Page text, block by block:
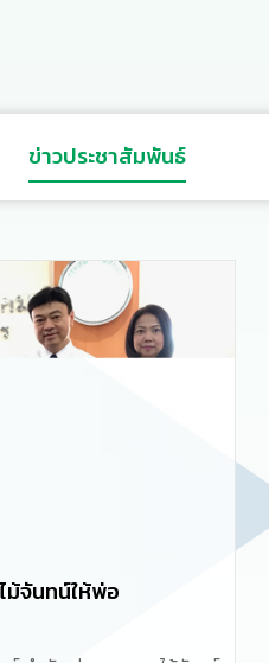
ข่าวประชาสัมพันธ์
ม้จันทน์ให้พ่อ